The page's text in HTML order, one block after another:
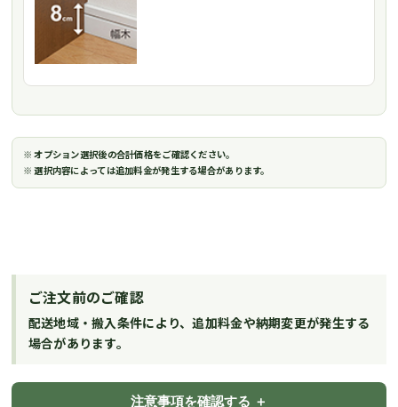
※ オプション選択後の合計価格をご確認ください。
※ 選択内容によっては追加料金が発生する場合があります。
ご注文前のご確認
配送地域・搬入条件により、追加料金や納期変更が発生する
場合があります。
注意事項を確認する